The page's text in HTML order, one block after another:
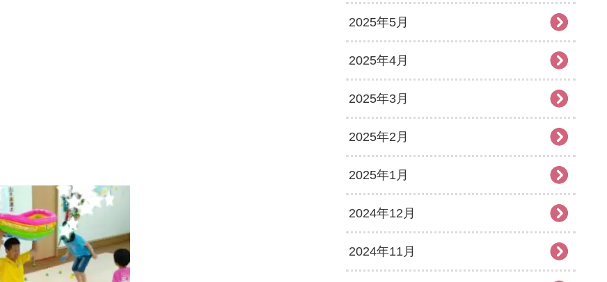
2025年5月
2025年4月
2025年3月
2025年2月
2025年1月
2024年12月
2024年11月